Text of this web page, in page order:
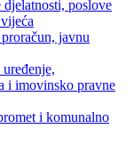
poslove
javnu
i imovinsko pravne
i komunalno